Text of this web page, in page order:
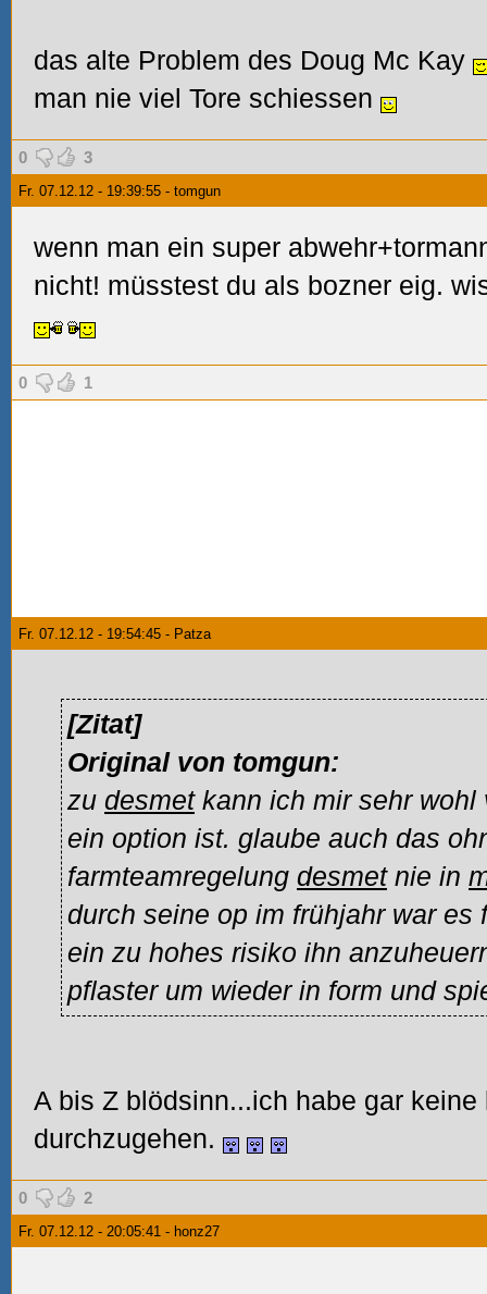
das alte Problem des Doug Mc Kay
man nie viel Tore schiessen
0 3
Fr. 07.12.12 - 19:39:55 - tomgun
wenn man ein super
nicht! müsstest du als bozner eig.
0 1
Fr. 07.12.12 - 19:54:45 - Patza
[Zitat]
Original von tomgun:
zu desmetkann ich mir sehr wohl
ein option ist. glaube auch das
farmteamregelung desmetnie in
durch seine op im frühjahr war es
ein zu hohes risiko ihn
pflaster um wieder in form und
A bis Z blödsinn...ich habe gar
durchzugehen.
0 2
Fr. 07.12.12 - 20:05:41 - honz27